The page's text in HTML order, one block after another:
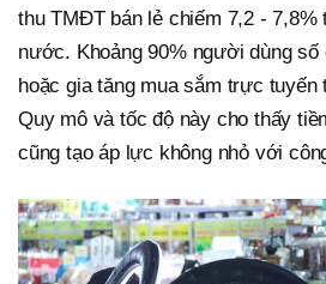
thu TMĐT bán lẻ chiếm 7,2 - 7,8%
nước. Khoảng 90% người dùng số
hoặc gia tăng mua sắm trực
Quy mô và tốc độ này cho thấy
cũng tạo áp lực không nhỏ với